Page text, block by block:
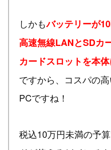
しかもバッテリーが
高速無線LANとSDカ
カードスロットを本
ですから、コスパの
PCですね！
税込10万円未満の予